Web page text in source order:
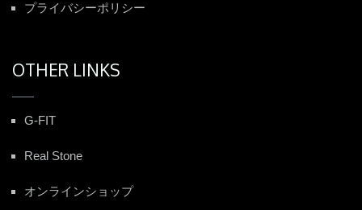
プライバシーポリシー
OTHER LINKS
G-FIT
Real Stone
オンラインショップ